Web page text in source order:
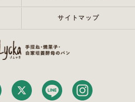
サイトマップ